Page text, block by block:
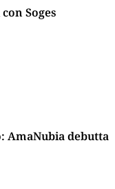
Soges
AmaNubia debutta